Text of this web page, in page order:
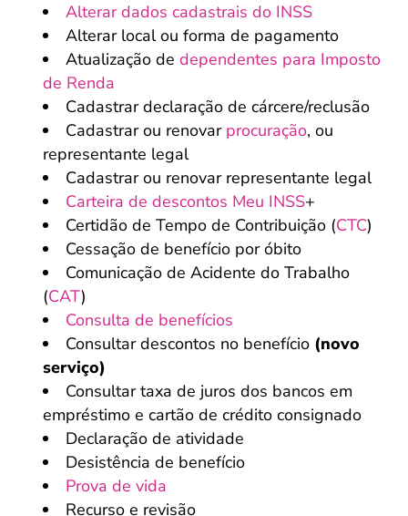
Alterar dados cadastrais do INSS
Alterar local ou forma de pagamento
Atualização de dependentes para Imposto
de Renda
Cadastrar declaração de cárcere/reclusão
Cadastrar ou renovar procuração, ou
representante legal
Cadastrar ou renovar representante legal
Carteira de descontos Meu INSS+
Certidão de Tempo de Contribuição (CTC)
Cessação de benefício por óbito
Comunicação de Acidente do Trabalho
(CAT)
Consulta de benefícios
Consultar descontos no benefício (novo
serviço)
Consultar taxa de juros dos bancos em
empréstimo e cartão de crédito consignado
Declaração de atividade
Desistência de benefício
Prova de vida
Recurso e revisão